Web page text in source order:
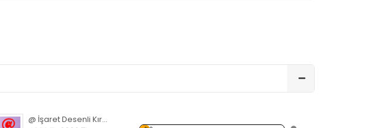
@ İşaret Desenli Kırmızı Dekoratif Duvar Saati